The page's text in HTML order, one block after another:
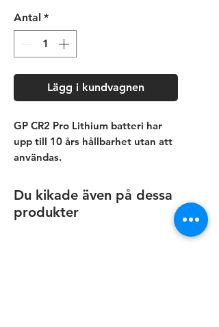
Antal *
Lägg i kundvagnen
GP CR2 Pro Lithium batteri har
upp till 10 års hållbarhet utan att
användas.
annat i ASSA Codehandle
produkterna, brandvarnare,
ficklampor, SMARTA belysningar
Du kikade även på dessa
produkter